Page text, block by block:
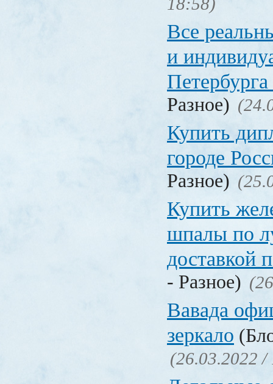
18:58)
Все
и
Петербурга
Разное)
Купить
городе
Разное)
Купить
шпалы по
доставкой
- Разное)
Вавада
зеркало
(26.03.2022 /